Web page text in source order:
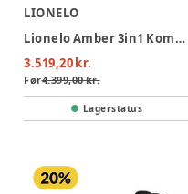
LIONELO
Lionelo Amber 3in1 Kombivognspakke - Beige Sand
3.519,20 kr.
Før4.399,00 kr.
Lagerstatus